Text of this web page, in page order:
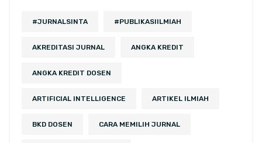
#JURNALSINTA #PUBLIKASIILMIAH
AKREDITASI JURNAL ANGKA KREDIT
ANGKA KREDIT DOSEN
ARTIFICIAL INTELLIGENCE ARTIKEL ILMIAH
BKD DOSEN CARA MEMILIH JURNAL